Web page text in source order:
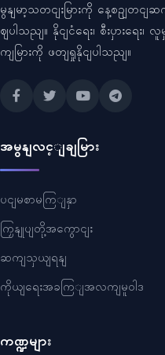
မွနျမာ့သတငျးမြားကို နေ့စဥျတင
ဈပါသညျ။ နိုငျငံရေး၊ စီးပှားရေ
ကျမြားကို ဖတျရှုနိုငျပါသညျ။
အမွနျလင့ျချမြား
ပငျမစာမကြျနှာ
ကြှနျုပျတို့အကွောငျး
ဆကျသှယျရနျ
ကိုယျရေးအခကြျအလကျမူဝါဒ
ကဏ္ဍများ